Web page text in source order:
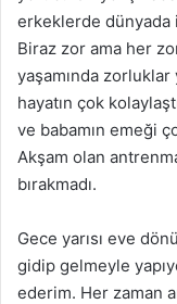
erkeklerde dünyada
Biraz zor ama her
yaşamında
hayatın çok
ve babamın emeği
Akşam olan
bırakmadı.
Gece yarısı eve
gidip gelmeyle
ederim. Her zaman